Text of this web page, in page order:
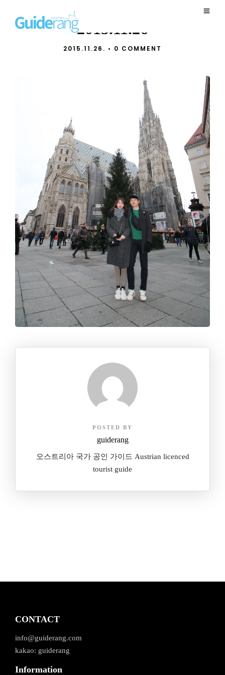
2015.11.26
2015.11.26. • 0 COMMENT
POSTED BY
guiderang
오스트리아 국가 공인 가이드 Austrian licenced
tourist guide
CONTACT
info@guiderang.com
kakao: guiderang
Information